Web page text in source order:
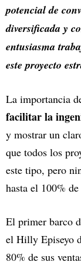
potencial de
diversificada y
entusiasma
este proyecto
La importancia
facilitar la
y mostrar un
que todos los
este tipo, pero
hasta el 100%
El primer barco
el Hilly Episeyo
80% de sus